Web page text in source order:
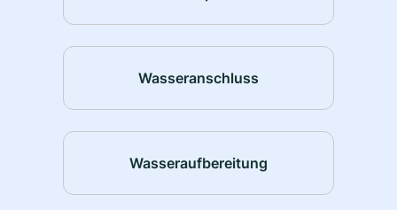
Wasseranschluss
Wasseraufbereitung